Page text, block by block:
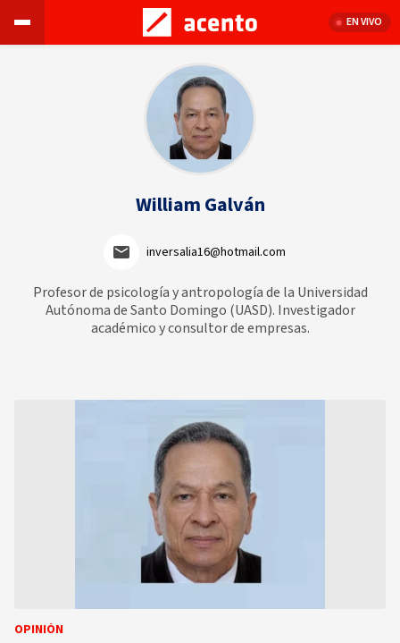
EN VIVO
William Galván
inversalia16@hotmail.com
Profesor de psicología y antropología de la Universidad
Autónoma de Santo Domingo (UASD). Investigador
académico y consultor de empresas.
OPINIÓN